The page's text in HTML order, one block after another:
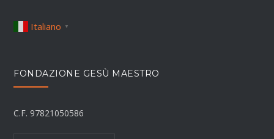
Italiano ▼
FONDAZIONE GESÙ MAESTRO
C.F. 97821050586